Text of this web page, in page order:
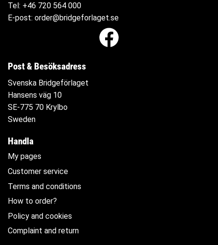
Tel: +46 720 564 000
E-post: order@bridgeforlaget.se
Post & Besöksadress
Svenska Bridgeförlaget
Hansens väg 10
SE-775 70 Krylbo
Sweden
Handla
My pages
Customer service
Terms and conditions
How to order?
Policy and cookies
Complaint and return